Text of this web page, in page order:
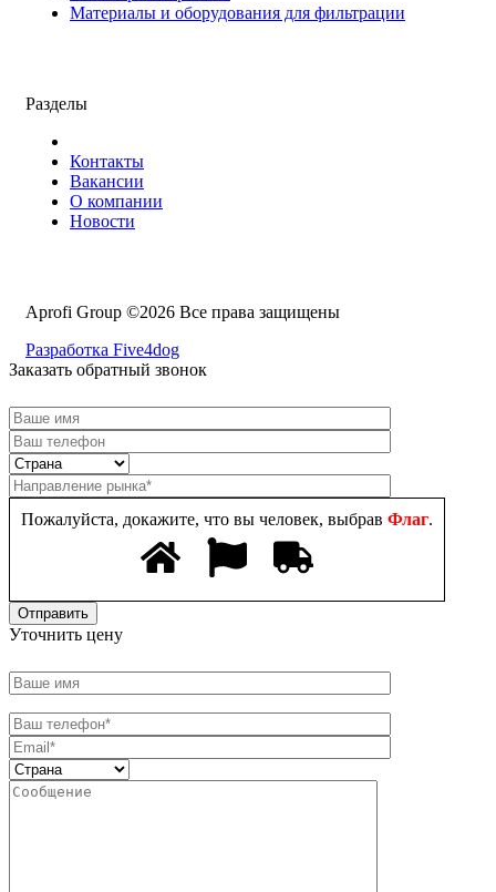
Материалы и оборудования для фильтрации
Разделы
Контакты
Вакансии
О компании
Новости
Aprofi Group ©2026 Все права защищены
Разработка Five4dog
Заказать обратный звонок
Пожалуйста, докажите, что вы человек, выбрав Флаг.
Уточнить цену